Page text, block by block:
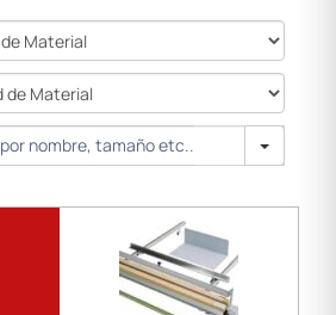
Máximo
Espesor
de
Material
Máxima
Longitud
de
Material
Search